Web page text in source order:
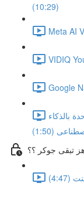
(10:29)
Meta AI
VIDIQ
Google
بالذكاء
(1:50)
تبقى جوكر ؟؟